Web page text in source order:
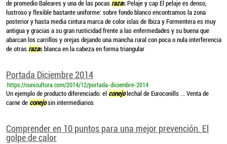
de promedio Baleares y una de las pocas razas Pelaje y cap El pelaje es denso,
lustroso y flexible bastante uniforme: sobre fondo blanco encontramos la zona
posterior y hasta media cintura marca de color islas de Ibiza y Formentera es muy
antigua y gracias a su gran rusticidad frente a las enfermedades y su buena que
abarcan los carrillos y orejas dejando una mancha rural con poca o nula interferencia
de otras razas blanca en la cabeza en forma triangular
Portada Diciembre 2014
https://cunicultura.com/2014/12/portada-diciembre-2014
Un ejemplo de producto diferenciado: el conejolechal de Euroconills ... Venta de
carne de conejosin intermediarios
Comprender en 10 puntos para una mejor prevención. El
golpe de calor